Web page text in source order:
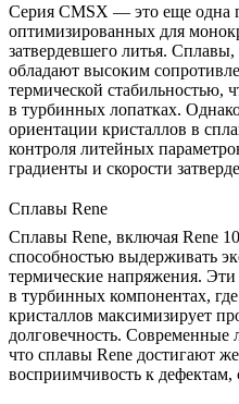
Серия CMSX — это еще одна
оптимизированных для
затвердевшего литья. Сплавы,
обладают высоким
термической стабильностью,
в турбинных лопатках.
ориентации кристаллов в
контроля литейных
градиенты и скорости
Сплавы Rene
Сплавы Rene, включая Rene
способностью выдерживать
термические напряжения.
в турбинных компонентах,
кристаллов максимизирует
долговечность. Современные
что сплавы Rene достигают
восприимчивость к